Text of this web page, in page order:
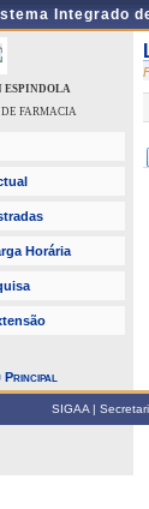
Integrado
ESPINDOLA
FARMACIA
Horária
Principal
SIGAA |